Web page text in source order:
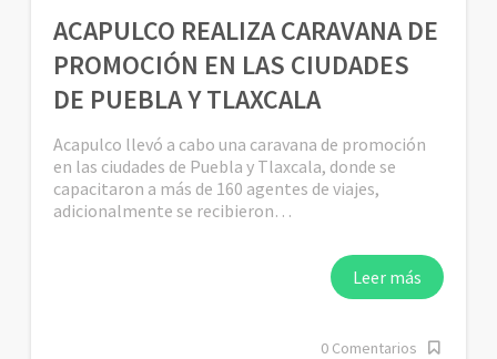
ACAPULCO REALIZA CARAVANA DE
PROMOCIÓN EN LAS CIUDADES
DE PUEBLA Y TLAXCALA
Acapulco llevó a cabo una caravana de promoción
en las ciudades de Puebla y Tlaxcala, donde se
capacitaron a más de 160 agentes de viajes,
adicionalmente se recibieron…
Leer más
0 Comentarios